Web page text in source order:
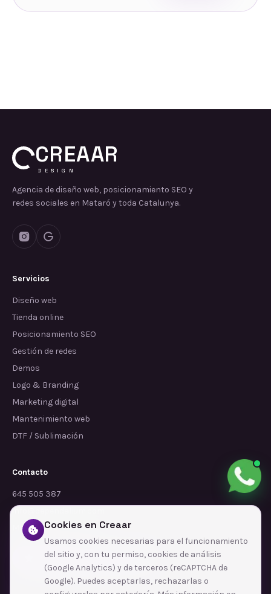
CREAAR
DESIGN
Agencia de diseño web, posicionamiento SEO y
redes sociales en Mataró y toda Catalunya.
Servicios
Diseño web
Tienda online
Posicionamiento SEO
Gestión de redes
Demos
Logo & Branding
Marketing digital
Mantenimiento web
DTF / Sublimación
Contacto
645 505 387
info@dependalium.com
Mataró (Barcelona)
Déjanos tu reseña en Google
Cookies en Creaar
Usamos cookies necesarias para el funcionamiento
del sitio y, con tu permiso, cookies de análisis
(Google Analytics) y de terceros (reCAPTCHA de
Google). Puedes aceptarlas, rechazarlas o